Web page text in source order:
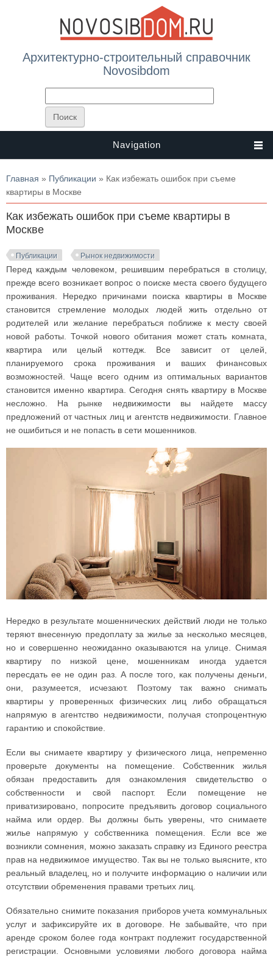
Архитектурно-строительный справочник
Novosibdom
Navigation
Вы здесь
Главная » Публикации » Как избежать ошибок при съеме
квартиры в Москве
Как избежать ошибок при съеме квартиры в
Москве
Публикации Рынок недвижимости
Перед каждым человеком, решившим перебраться в столицу,
прежде всего возникает вопрос о поиске места своего будущего
проживания. Нередко причинами поиска квартиры в Москве
становится стремление молодых людей жить отдельно от
родителей или желание перебраться поближе к месту своей
новой работы. Точкой нового обитания может стать комната,
квартира или целый коттедж. Все зависит от целей,
планируемого срока проживания и ваших финансовых
возможностей. Чаще всего одним из оптимальных вариантов
становится именно квартира. Сегодня снять квартиру в Москве
несложно. На рынке недвижимости вы найдете массу
предложений от частных лиц и агентств недвижимости. Главное
не ошибиться и не попасть в сети мошенников.
Нередко в результате мошеннических действий люди не только
теряют внесенную предоплату за жилье за несколько месяцев,
но и совершенно неожиданно оказываются на улице. Снимая
квартиру по низкой цене, мошенникам иногда удается
пересдать ее не один раз. А после того, как получены деньги,
они, разумеется, исчезают. Поэтому так важно снимать
квартиры у проверенных физических лиц либо обращаться
напрямую в агентство недвижимости, получая стопроцентную
гарантию и спокойствие.
Если вы снимаете квартиру у физического лица, непременно
проверьте документы на помещение. Собственник жилья
обязан предоставить для ознакомления свидетельство о
собственности и свой паспорт. Если помещение не
приватизировано, попросите предъявить договор социального
найма или ордер. Вы должны быть уверены, что снимаете
жилье напрямую у собственника помещения. Если все же
возникли сомнения, можно заказать справку из Единого реестра
прав на недвижимое имущество. Так вы не только выясните, кто
реальный владелец, но и получите информацию о наличии или
отсутствии обременения правами третьих лиц.
Обязательно снимите показания приборов учета коммунальных
услуг и зафиксируйте их в договоре. Не забывайте, что при
аренде сроком более года контракт подлежит государственной
регистрации. Основными условиями любого договора найма